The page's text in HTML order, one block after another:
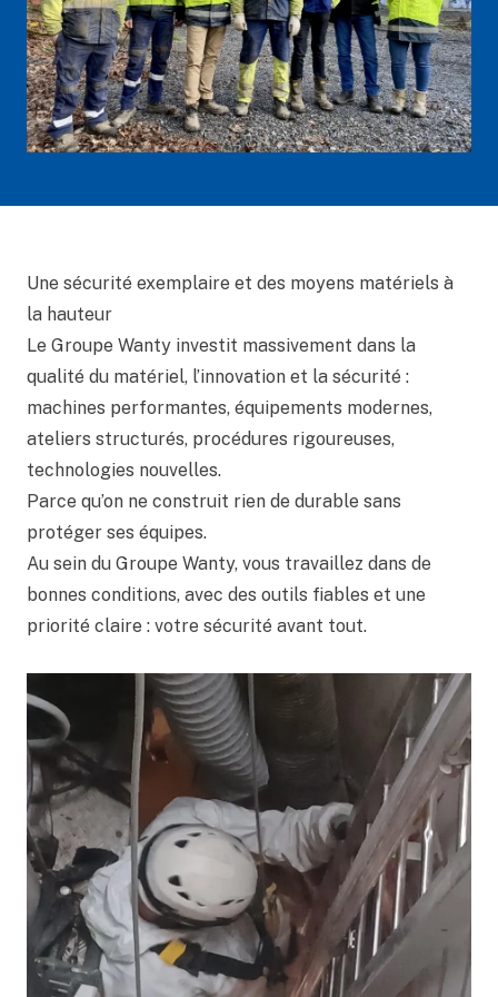
Une sécurité exemplaire et des moyens matériels à
la hauteur
Le Groupe Wanty investit massivement dans la
qualité du matériel, l’innovation et la sécurité :
machines performantes, équipements modernes,
ateliers structurés, procédures rigoureuses,
technologies nouvelles.
Parce qu’on ne construit rien de durable sans
protéger ses équipes.
Au sein du Groupe Wanty, vous travaillez dans de
bonnes conditions, avec des outils fiables et une
priorité claire : votre sécurité avant tout.